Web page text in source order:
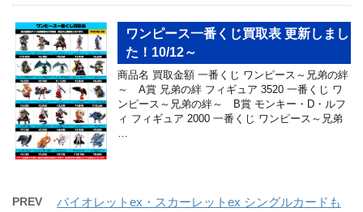
ワンピース一番くじ買取表 更新しまし
た！10/12～
商品名 買取金額 一番くじ ワンピース～兄弟の絆
～ A賞 兄弟の絆 フィギュア 3520 一番くじ ワ
ンピース～兄弟の絆～ B賞 モンキー・D・ルフ
ィ フィギュア 2000 一番くじ ワンピース～兄弟
PREV バイオレットex・スカーレットex シングルカードも